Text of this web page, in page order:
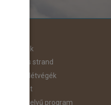
Hegyvidék
Homokos strand
Hosszú Hétvégék
Húsvéti út
idegennyelvű program